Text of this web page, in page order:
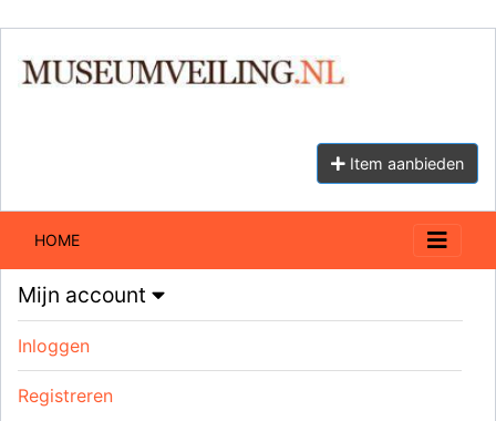
Item aanbieden
HOME
Mijn account
Inloggen
Registreren